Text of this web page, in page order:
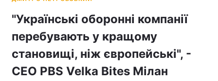
"Українські оборонні компанії
перебувають у кращому
становищі, ніж європейські", -
СЕО PBS Velka Bites Мілан